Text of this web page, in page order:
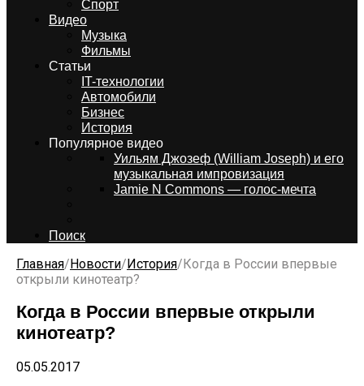
Спорт
Видео
Музыка
Фильмы
Статьи
IT-технологии
Автомобили
Бизнес
История
Популярное видео
Уильям Джозеф (William Joseph) и его
музыкальная импровизация
Jamie N Commons — голос-мечта
Поиск
Главная/Новости/История/Когда в России впервые
открыли кинотеатр?
Когда в России впервые открыли
кинотеатр?
05.05.2017